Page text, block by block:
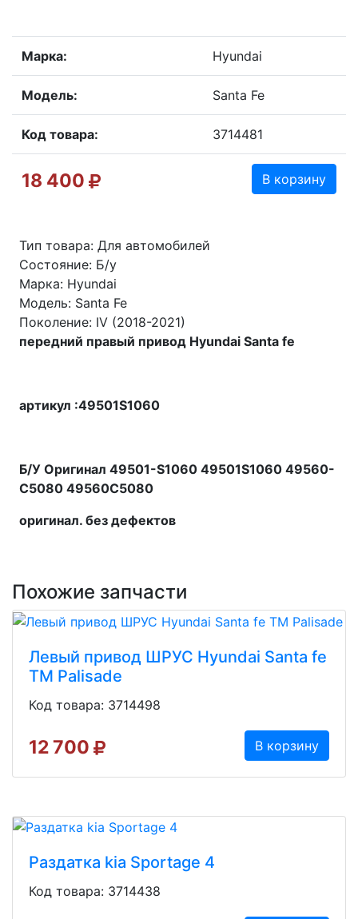
Марка: Hyundai
Модель: Santa Fe
Код товара: 3714481
18 400 В корзину
Тип товара: Для автомобилей
Состояние: Б/у
Марка: Hyundai
Модель: Santa Fe
Поколение: IV (2018-2021)
передний правый привод Hyundai Santa fe
артикул :49501S1060
Б/У Оригинал 49501-S1060 49501S1060 49560-
C5080 49560C5080
оригинал. без дефектов
Похожие запчасти
Левый привод ШРУС Hyundai Santa fe
TM Palisade
Код товара: 3714498
12 700 В корзину
Раздатка kia Sportage 4
Код товара: 3714438